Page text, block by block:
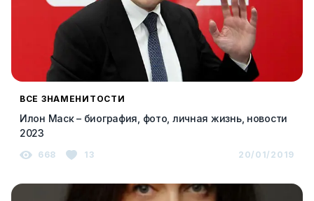
ВСЕ ЗНАМЕНИТОСТИ
Илон Маск – биография, фото, личная жизнь, новости
2023
668 13 20/01/2019